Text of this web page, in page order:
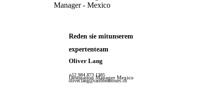
Reden sie mitunserem
expertenteam
Oliver Lang
Destination Manager Mexico
+52 984 873 1385
oliver.lang@caribbeantours.ch